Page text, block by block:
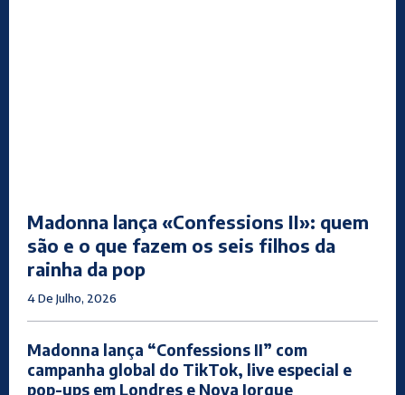
Madonna lança «Confessions II»: quem
são e o que fazem os seis filhos da
rainha da pop
4 De Julho, 2026
Madonna lança “Confessions II” com
campanha global do TikTok, live especial e
pop-ups em Londres e Nova Iorque